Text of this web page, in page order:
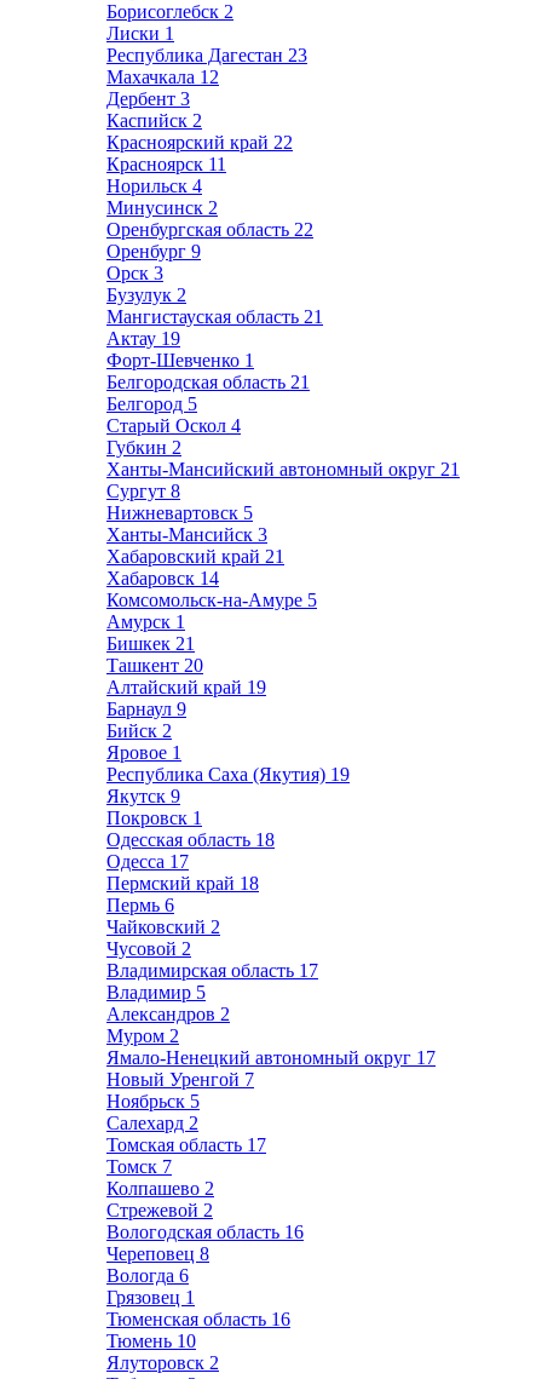
Борисоглебск 2
Лиски 1
Республика Дагестан 23
Махачкала 12
Дербент 3
Каспийск 2
Красноярский край 22
Красноярск 11
Норильск 4
Минусинск 2
Оренбургская область 22
Оренбург 9
Орск 3
Бузулук 2
Мангистауская область 21
Актау 19
Форт-Шевченко 1
Белгородская область 21
Белгород 5
Старый Оскол 4
Губкин 2
Ханты-Мансийский автономный округ 21
Сургут 8
Нижневартовск 5
Ханты-Мансийск 3
Хабаровский край 21
Хабаровск 14
Комсомольск-на-Амуре 5
Амурск 1
Бишкек 21
Ташкент 20
Алтайский край 19
Барнаул 9
Бийск 2
Яровое 1
Республика Саха (Якутия) 19
Якутск 9
Покровск 1
Одесская область 18
Одесса 17
Пермский край 18
Пермь 6
Чайковский 2
Чусовой 2
Владимирская область 17
Владимир 5
Александров 2
Муром 2
Ямало-Ненецкий автономный округ 17
Новый Уренгой 7
Ноябрьск 5
Салехард 2
Томская область 17
Томск 7
Колпашево 2
Стрежевой 2
Вологодская область 16
Череповец 8
Вологда 6
Грязовец 1
Тюменская область 16
Тюмень 10
Ялуторовск 2